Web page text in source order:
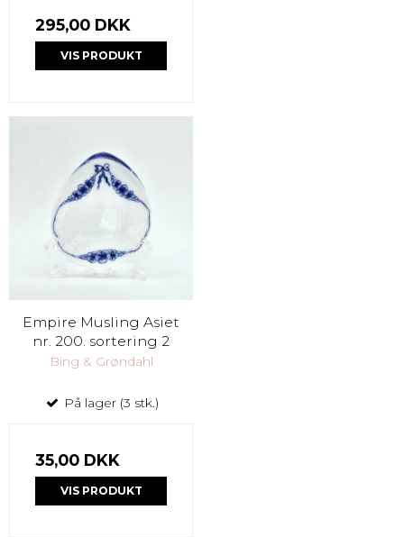
295,00 DKK
VIS PRODUKT
Empire Musling Asiet
nr. 200. sortering 2
Bing & Grøndahl
På lager (3 stk.)
35,00 DKK
VIS PRODUKT